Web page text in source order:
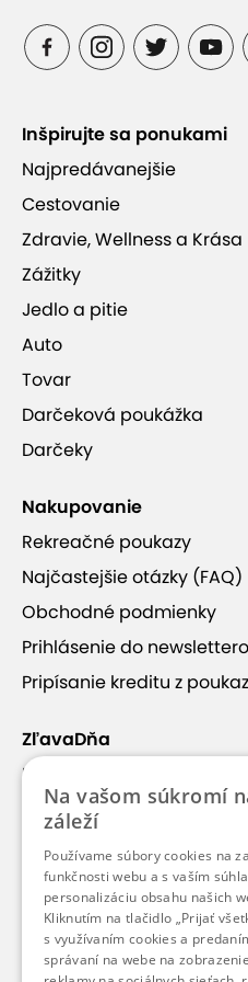
Stredisko Kašová
pokročilejších
ozvučený areál
Takmer 3 km
zasnežovací systém
Bezplatné
Lyžiarske
Jasenská dolina
Stredisko Kašovása
Inšpirujte sa ponukami
Najpredávanejšie
Cestovanie
Zdravie, Wellness a Krása
Zážitky
Jedlo a pitie
Auto
Tovar
Darčeková poukážka
Darčeky
Nakupovanie
Rekreačné poukazy
Najčastejšie otázky (FAQ)
Obchodné podmienky
Prihlásenie do
Pripísanie kreditu z
ZľavaDňa
Náš príbeh
Kontakt
Kariéra
Blog
Pre médiá
Pre partnerov
Na vašom súkromí
záleží
Používame súbory cookies na
funkčnosti webu a s vaším
personalizáciu obsahu našich
Kliknutím na tlačidlo „Prijať
s využívaním cookies a
správaní na webe na